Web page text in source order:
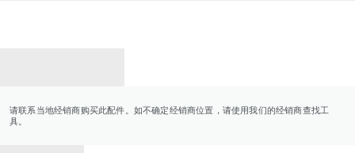
请联系当地经销商购买此配件。如不确定经销商位置，请使用我们的经销商查找工
具。